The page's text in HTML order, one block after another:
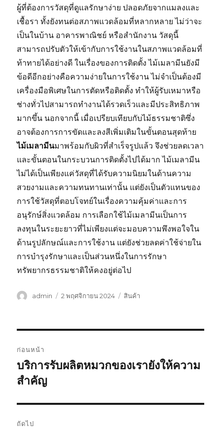
ผู้ที่ต้องการวัสดุที่ดูแลรักษาง่าย ปลอดภัยจากแมลงและ
เชื้อรา ทั้งยังทนต่อสภาพแวดล้อมที่หลากหลาย ไม่ว่าจะ
เป็นในบ้าน อาคารพาณิชย์ หรือสำนักงาน วัสดุนี้
สามารถปรับตัวให้เข้ากับการใช้งานในสภาพแวดล้อมที่
ท้าทายได้อย่างดี ในเรื่องของการติดตั้ง ไม้เมลามีนยังมี
ข้อดีอีกอย่างคือความง่ายในการใช้งาน ไม่จำเป็นต้องมี
เครื่องมือพิเศษในการตัดหรือติดตั้ง ทำให้ผู้รับเหมาหรือ
ช่างทั่วไปสามารถทำงานได้รวดเร็วและมีประสิทธิภาพ
มากขึ้น นอกจากนี้ เมื่อเปรียบเทียบกับไม้ธรรมชาติซึ่ง
อาจต้องการการขัดและลงสีเพิ่มเติมในขั้นตอนสุดท้าย
ไม้เมลามีนมาพร้อมกับผิวที่สำเร็จรูปแล้ว จึงช่วยลดเวลา
และขั้นตอนในกระบวนการติดตั้งไปได้มาก ไม้เมลามีน
ไม่ได้เป็นเพียงแค่วัสดุที่ได้รับความนิยมในด้านความ
สวยงามและความทนทานเท่านั้น แต่ยังเป็นตัวแทนของ
การใช้วัสดุที่ตอบโจทย์ในเรื่องความคุ้มค่าและการ
อนุรักษ์สิ่งแวดล้อม การเลือกใช้ไม้เมลามีนเป็นการ
ลงทุนในระยะยาวที่ไม่เพียงแต่จะมอบความพึงพอใจใน
ด้านรูปลักษณ์และการใช้งาน แต่ยังช่วยลดค่าใช้จ่ายใน
การบำรุงรักษาและเป็นส่วนหนึ่งในการรักษา
ทรัพยากรธรรมชาติให้คงอยู่ต่อไป
ผู้admin
เขียน
2 พฤศจิกายน 2024
หมวด
สินค้า
เรื่อง
ก่อนหน้า
เรื่อง
ก่อน
บริการรับผลิตหมวกของเรายังให้ความ
สำคัญ
ถัดไป